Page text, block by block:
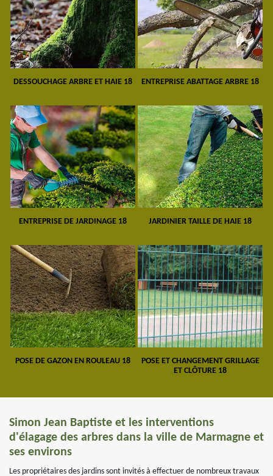
DESSOUCHAGE ARBRE ET HAIE 18 ENTREPRISE ABATTAGE ARBRE 18
ENTREPRISE DE JARDINAGE 18 JARDINIER TAILLE DE HAIE 18
POSE DE GAZON EN ROULEAU 18
POSE ET CHANGEMENT GRILLAGE
ET CLÔTURE 18
Simon Jean Baptiste et les interventions
d'élagage des arbres dans la ville de Marmagne et
ses environs
Les propriétaires des jardins sont invités à effectuer de nombreux travaux